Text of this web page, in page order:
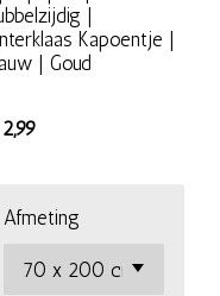
|
Kapoentje |
| Goud
Afmeting